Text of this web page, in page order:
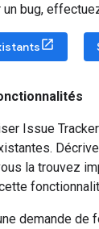
un bug,
Issue
la trouvez
demande